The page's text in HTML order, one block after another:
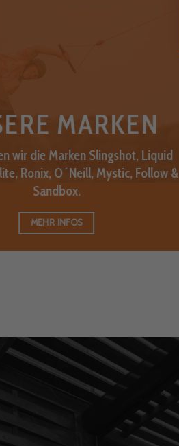
MARKEN
wir die Marken Slingshot, Liquid
Ronix, O´Neill, Mystic, Follow &
Sandbox.
MEHR INFOS